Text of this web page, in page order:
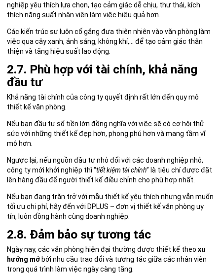
nghiệp yêu thích lựa chọn, tạo cảm giác dễ chịu, thư thái, kích
thích năng suất nhân viên làm việc hiệu quả hơn.
Các kiến trúc sư luôn cố gắng đưa thiên nhiên vào văn phòng làm
việc qua cây xanh, ánh sáng, không khí,… để tạo cảm giác thân
thiện và tăng hiệu suất lao động.
2.7. Phù hợp với tài chính, khả năng
đầu tư
Khả năng tài chính của công ty quyết định rất lớn đến quy mô
thiết kế văn phòng.
Nếu bạn đầu tư số tiền lớn đồng nghĩa với việc sẽ có cơ hội thử
sức với những thiết kế đẹp hơn, phong phú hơn và mang tầm vĩ
mô hơn.
Ngược lại, nếu nguồn đầu tư nhỏ đối với các doanh nghiệp nhỏ,
công ty mới khởi nghiệp thì “tiết kiệm tài chính” là tiêu chí được đặt
lên hàng đầu để người thiết kế điều chỉnh cho phù hợp nhất.
Nếu bạn đang trăn trở với mẫu thiết kế yêu thích nhưng vẫn muốn
tối ưu chi phí, hãy đến với DPLUS – đơn vị thiết kế văn phòng uy
tín, luôn đồng hành cùng doanh nghiệp.
2.8. Đảm bảo sự tương tác
Ngày nay, các văn phòng hiện đại thường được thiết kế theo xu
hướng mở bởi nhu cầu trao đổi và tương tác giữa các nhân viên
trong quá trình làm việc ngày càng tăng.